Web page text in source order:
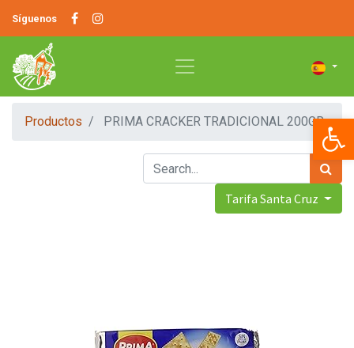
Síguenos
Productos PRIMA CRACKER TRADICIONAL 200GR
Tarifa Santa Cruz